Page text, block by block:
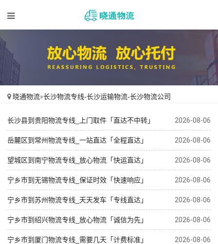
晓通物流»长沙物流专线-长沙运输物流-长沙物流公司
长沙县到贵阳物流专线_上门取件「直达不中转」 2026-08-06
岳麓区到常州物流专线_一站直达「全程直达」 2026-08-06
望城区到南宁物流专线_放心物流「快运直达」 2026-08-06
宁乡市到无锡物流专线_保证时效「快速响应」 2026-08-06
宁乡市到苏州物流专线_天天发车「专线直达」 2026-08-06
宁乡市到绍兴物流专线_放心物流「诚信为先」 2026-08-06
宁乡市到厦门物流专线_需要几天「计费标准」 2026-08-06